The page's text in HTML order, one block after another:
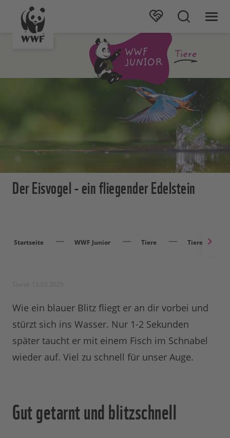
Der Eisvogel - ein fliegender Edelstein
Startseite WWF Junior Tiere Tiere
Wie ein blauer Blitz fliegt er an dir vorbei und
stürzt sich ins Wasser. Nur 1-2 Sekunden
später taucht er mit einem Fisch im Schnabel
wieder auf. Viel zu schnell für unser Auge.
Gut getarnt und blitzschnell